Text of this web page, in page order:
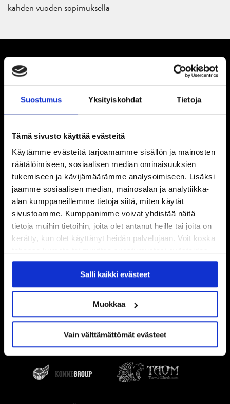
Suostumus Yksityiskohdat Tietoja
Tämä sivusto käyttää evästeitä
Käytämme evästeitä tarjoamamme sisällön ja mainosten
räätälöimiseen, sosiaalisen median ominaisuuksien
tukemiseen ja kävijämäärämme analysoimiseen. Lisäksi
jaamme sosiaalisen median, mainosalan ja analytiikka-
alan kumppaneillemme tietoja siitä, miten käytät
sivustoamme. Kumppanimme voivat yhdistää näitä
tietoja muihin tietoihin, joita olet antanut heille tai joita on
kerätty, kun olet käyttänyt heidän palvelujaan. Voit koska
käytöstäEvästeet-sivultamme.
Salli kaikki evästeet
Muokkaa
Vain välttämättömät evästeet
kahden vuoden sopimuksella